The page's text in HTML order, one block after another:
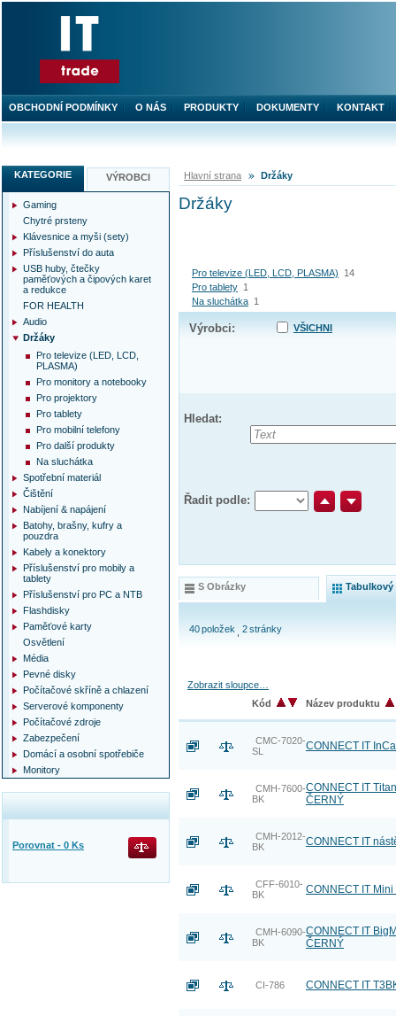
Hlavní strana Držáky
Držáky
Pro televize (LED, LCD, PLASMA)
14
Pro tablety 1
Na sluchátka 1
Výrobci: VŠICHNI
Hledat:
Řadit podle:
S Obrázky Tabulkový
40položek 2stránky
Zobrazit sloupce…
Kód
Název produktu
CMC-7020-
SL
CONNECT IT
CMH-7600-
BK
CONNECT IT
ČERNÝ
CMH-2012-
BK
CONNECT IT
CFF-6010-
BK
CONNECT IT
CMH-6090-
BK
CONNECT IT
ČERNÝ
CI-786 CONNECT IT
KATEGORIE VÝROBCI
Gaming
Chytré prsteny
Klávesnice a myši (sety)
Příslušenství do auta
USB huby, čtečky
paměťových a čipových karet
a redukce
FOR HEALTH
Audio
Držáky
Pro televize (LED, LCD,
PLASMA)
Pro monitory a notebooky
Pro projektory
Pro tablety
Pro mobilní telefony
Pro další produkty
Na sluchátka
Spotřební materiál
Čištění
Nabíjení & napájení
Batohy, brašny, kufry a
pouzdra
Kabely a konektory
Příslušenství pro mobily a
tablety
Příslušenství pro PC a NTB
Flashdisky
Paměťové karty
Osvětlení
Média
Pevné disky
Počítačové skříně a chlazení
Serverové komponenty
Počítačové zdroje
Zabezpečení
Domácí a osobní spotřebiče
Monitory
Porovnat - 0 Ks
OBCHODNÍ PODMÍNKY O NÁS PRODUKTY DOKUMENTY KONTAKT